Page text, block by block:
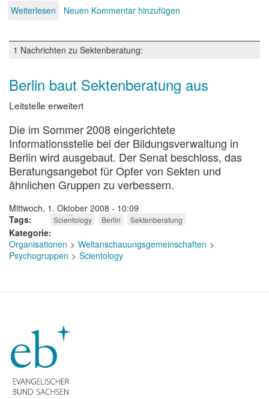
Weiterlesen über
Sektenausstieg
Neuen Kommentar hinzufügen
1 Nachrichten zu Sektenberatung:
Berlin baut Sektenberatung aus
Leitstelle erweitert
Die im Sommer 2008 eingerichtete
Informationsstelle bei der Bildungsverwaltung in
Berlin wird ausgebaut. Der Senat beschloss, das
Beratungsangebot für Opfer von Sekten und
ähnlichen Gruppen zu verbessern.
Mittwoch, 1. Oktober 2008 - 10:09
Tags
Scientology Berlin Sektenberatung
Kategorie
Organisationen
Weltanschauungsgemeinschaften
Psychogruppen
Scientology